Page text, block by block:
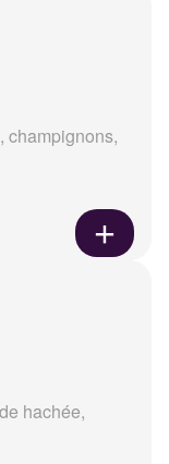
champignons,
hachée,